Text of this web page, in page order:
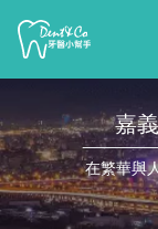
嘉
在繁華與